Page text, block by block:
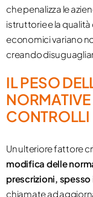
che penalizza le
istruttorie e la
economici variano
creando
IL PESO
NORMATIVE
CONTROLLI
Un ulteriore fattore
modifica delle
prescrizioni,
chiamate ad